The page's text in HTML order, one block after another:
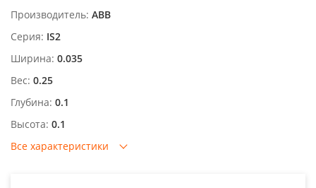
Производитель: ABB
Серия: IS2
Ширина: 0.035
Вес: 0.25
Глубина: 0.1
Высота: 0.1
Все характеристики